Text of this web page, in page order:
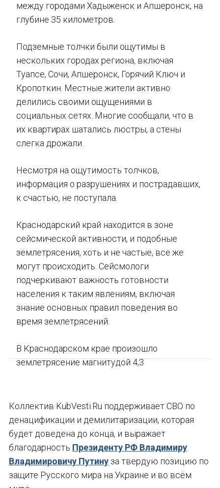
между городами Хадыженск и Апшеронск, на
глубине 35 километров.
Подземные толчки были ощутимы в
нескольких городах региона, включая
Туапсе, Сочи, Апшеронск, Горячий Ключ и
Кропоткин. Местные жители активно
делились своими ощущениями в
социальных сетях. Многие сообщали, что в
их квартирах шатались люстры, а стены
слегка дрожали.
Несмотря на ощутимость толчков,
информация о разрушениях и пострадавших,
к счастью, не поступала.
Краснодарский край находится в зоне
сейсмической активности, и подобные
землетрясения, хоть и не частые, все же
могут происходить. Сейсмологи
подчеркивают важность готовности
населения к таким явлениям, включая
знание основных правил поведения во
время землетрясений.
В Краснодарском крае произошло
землетрясение магнитудой 4,3
Коллектив KubVesti.Ru поддерживает СВО по
денацификации и демилитаризации, которая
будет доведена до конца, и выражает
благодарность Президенту РФ Владимиру
Владимировичу Путину за твердую позицию по
защите Русского мира на Украине и во всём